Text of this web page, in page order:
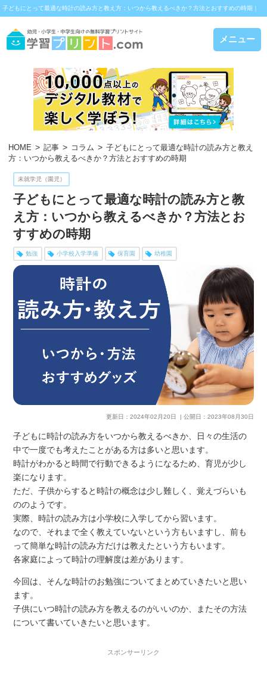
子どもにとって最適な時計の読み方と教え方：いつから教えるべきか？方法とおすすめの時期｜
メニュー
HOME 記事 コラム
子どもにとって最適な時計の読み方と教え
方：いつから教えるべきか？方法とおすすめの時期
未就学児（園児）
子どもにとって最適な時計の読み方と教
え方：いつから教えるべきか？方法とお
すすめの時期
勉強 小学校入学準備 保育園 幼稚園
更新日： 2024年02月20日 | 公開日： 2023年08月30日
子どもに時計の読み方をいつから教えるべきか、日々の生活の
中で一度でも考えたことがある方は多いと思います。
時計がわかると時間で行動できるようになるため、育児が少し
楽になります。
ただ、子供からすると時計の概念は少し難しく、覚えづらいも
ののようです。
実際、時計の読み方は小学校に入学してから習います。
なので、それまで全く教えていないという方もいますし、前も
って簡単な時計の読み方だけは教えたという方もいます。
各家庭によって時計の理解度は差があります。
今回は、そんな時計のお勉強についてまとめていきたいと思い
ます。
子供にいつ時計の読み方を教えるのがいいのか、またその方法
について書いていきたいと思います。
スポンサーリンク